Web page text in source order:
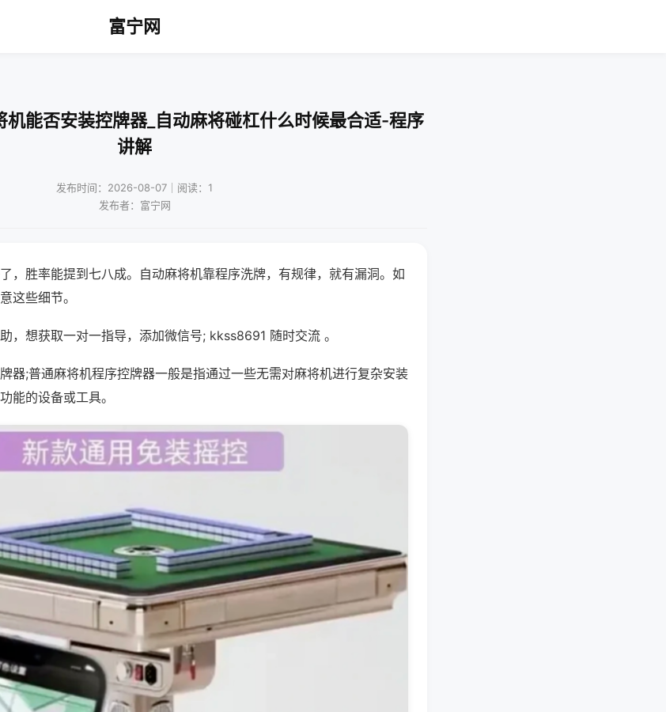
富宁网
机能否安装控牌器_自动麻将碰杠什么时候最合适-程序
讲解
发布时间：2026-08-07｜阅读：1
发布者：富宁网
，胜率能提到七八成。自动麻将机靠程序洗牌，有规律，就有漏洞。如
这些细节。
，想获取一对一指导，添加微信号; kkss8691 随时交流 。
器;普通麻将机程序控牌器一般是指通过一些无需对麻将机进行复杂安装
能的设备或工具。